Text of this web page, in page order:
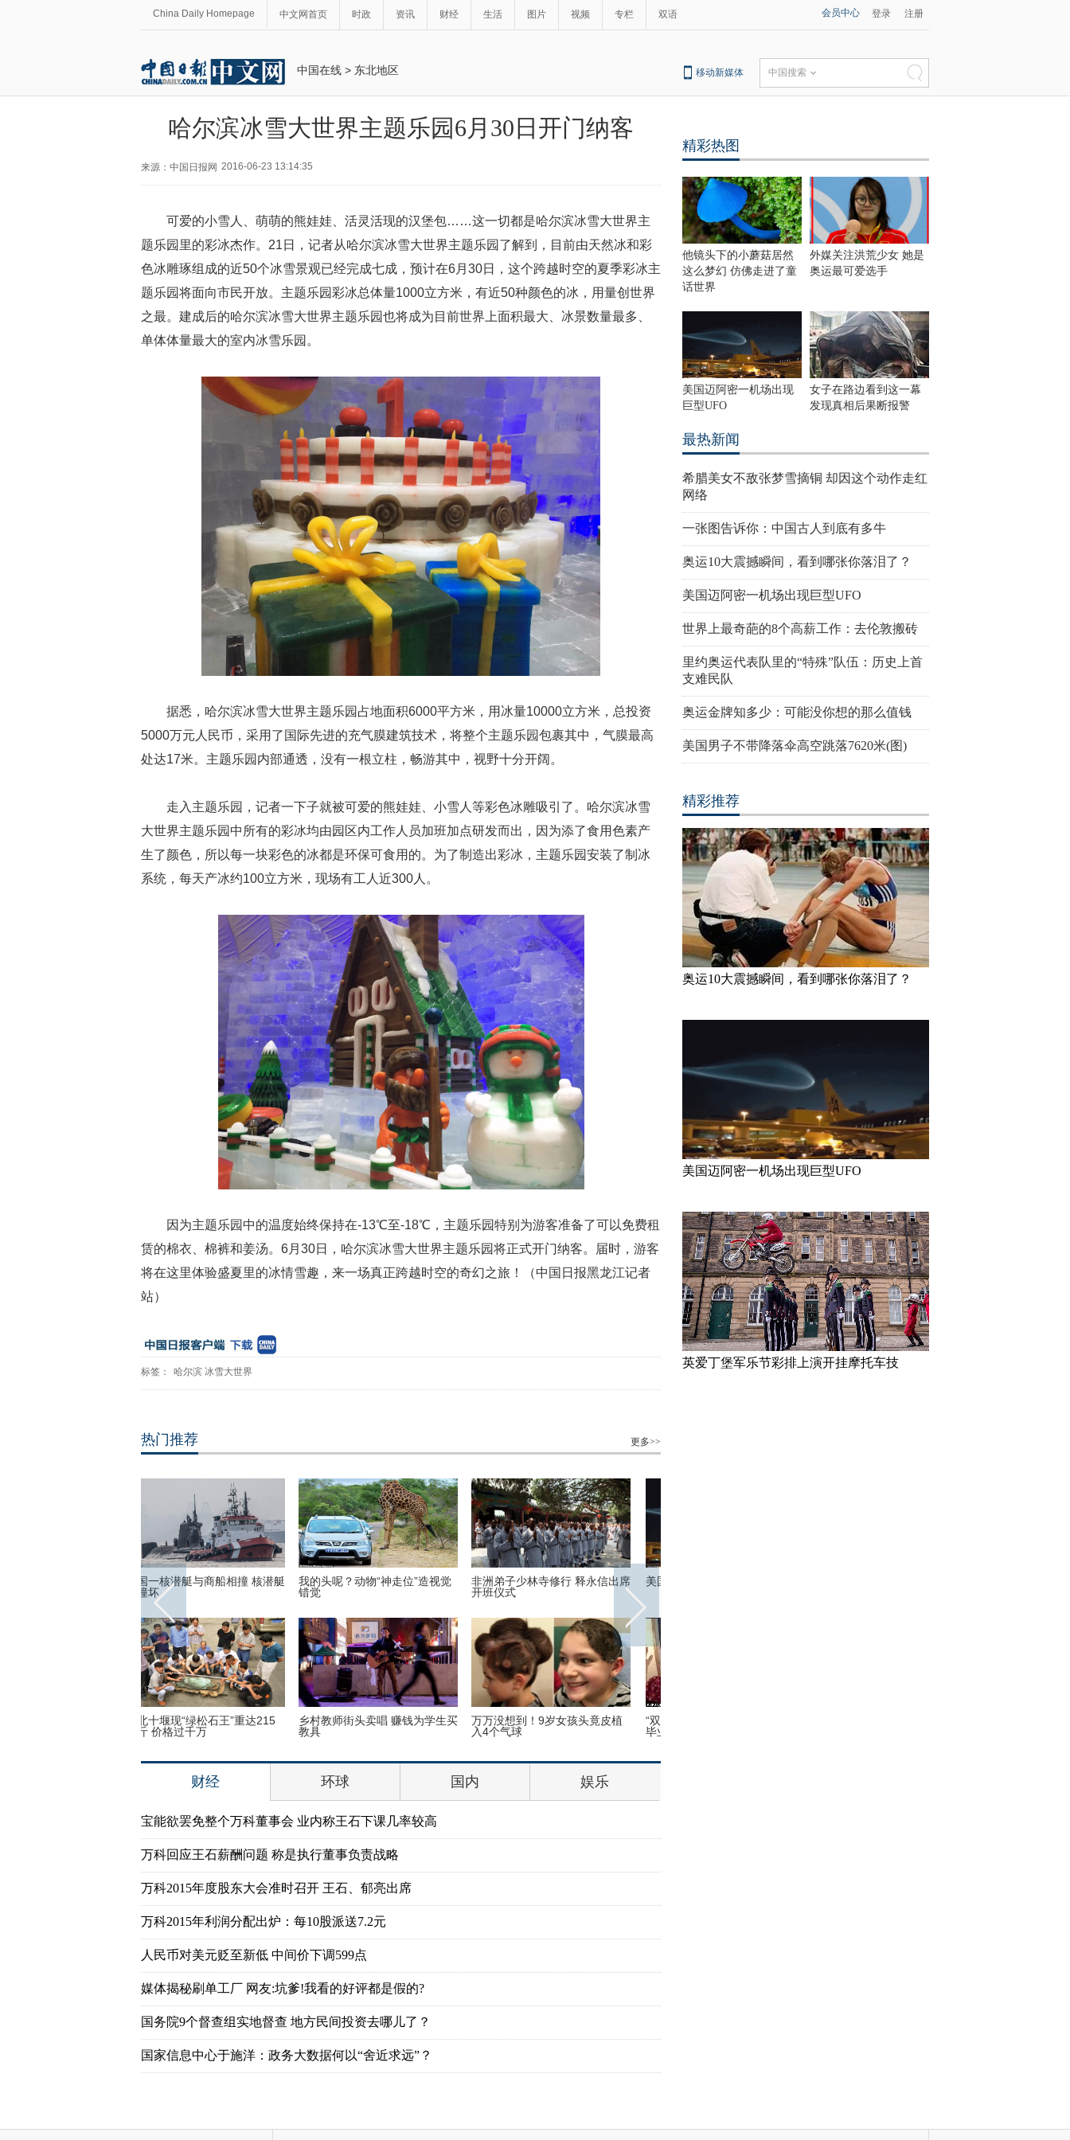
China Daily Homepage 中文网首页 时政 资讯 财经 生活 图片 视频 专栏 双语 会员中心 登录 注册
中国在线 > 东北地区 移动新媒体 中国搜索
哈尔滨冰雪大世界主题乐园6月30日开门纳客
来源：中国日报网 2016-06-23 13:14:35
可爱的小雪人、萌萌的熊娃娃、活灵活现的汉堡包……这一切都是哈尔滨冰雪大世界主
题乐园里的彩冰杰作。21日，记者从哈尔滨冰雪大世界主题乐园了解到，目前由天然冰和彩
色冰雕琢组成的近50个冰雪景观已经完成七成，预计在6月30日，这个跨越时空的夏季彩冰主
题乐园将面向市民开放。主题乐园彩冰总体量1000立方米，有近50种颜色的冰，用量创世界
之最。建成后的哈尔滨冰雪大世界主题乐园也将成为目前世界上面积最大、冰景数量最多、
单体体量最大的室内冰雪乐园。
据悉，哈尔滨冰雪大世界主题乐园占地面积6000平方米，用冰量10000立方米，总投资
5000万元人民币，采用了国际先进的充气膜建筑技术，将整个主题乐园包裹其中，气膜最高
处达17米。主题乐园内部通透，没有一根立柱，畅游其中，视野十分开阔。
走入主题乐园，记者一下子就被可爱的熊娃娃、小雪人等彩色冰雕吸引了。哈尔滨冰雪
大世界主题乐园中所有的彩冰均由园区内工作人员加班加点研发而出，因为添了食用色素产
生了颜色，所以每一块彩色的冰都是环保可食用的。为了制造出彩冰，主题乐园安装了制冰
系统，每天产冰约100立方米，现场有工人近300人。
因为主题乐园中的温度始终保持在-13℃至-18℃，主题乐园特别为游客准备了可以免费租
赁的棉衣、棉裤和姜汤。6月30日，哈尔滨冰雪大世界主题乐园将正式开门纳客。届时，游客
将在这里体验盛夏里的冰情雪趣，来一场真正跨越时空的奇幻之旅！（中国日报黑龙江记者
站）
标签： 哈尔滨 冰雪大世界
热门推荐 更多>>
美国迈阿密一机场出现巨型UFO 高墙之内：探访泰国重刑犯监狱
丹麦小猫拥有奇异大眼 睡觉时仍
半睁
“双头姐妹”共享一个身体 已大学
毕业
三万英尺高空下的地球 没想到竟
巴西：2016里约动漫节精彩上演
花式Cosplay美女趣味十足
财经 环球 国内 娱乐
宝能欲罢免整个万科董事会 业内称王石下课几率较高
万科回应王石薪酬问题 称是执行董事负责战略
万科2015年度股东大会准时召开 王石、郁亮出席
万科2015年利润分配出炉：每10股派送7.2元
人民币对美元贬至新低 中间价下调599点
媒体揭秘刷单工厂 网友:坑爹!我看的好评都是假的?
国务院9个督查组实地督查 地方民间投资去哪儿了？
国家信息中心于施洋：政务大数据何以“舍近求远”？
精彩热图
他镜头下的小蘑菇居然
这么梦幻 仿佛走进了童
话世界
外媒关注洪荒少女 她是
奥运最可爱选手
美国迈阿密一机场出现
巨型UFO
女子在路边看到这一幕
发现真相后果断报警
最热新闻
希腊美女不敌张梦雪摘铜 却因这个动作走红
网络
一张图告诉你：中国古人到底有多牛
奥运10大震撼瞬间，看到哪张你落泪了？
美国迈阿密一机场出现巨型UFO
世界上最奇葩的8个高薪工作：去伦敦搬砖
里约奥运代表队里的“特殊”队伍：历史上首
支难民队
奥运金牌知多少：可能没你想的那么值钱
美国男子不带降落伞高空跳落7620米(图)
精彩推荐
奥运10大震撼瞬间，看到哪张你落泪了？
美国迈阿密一机场出现巨型UFO
英爱丁堡军乐节彩排上演开挂摩托车技